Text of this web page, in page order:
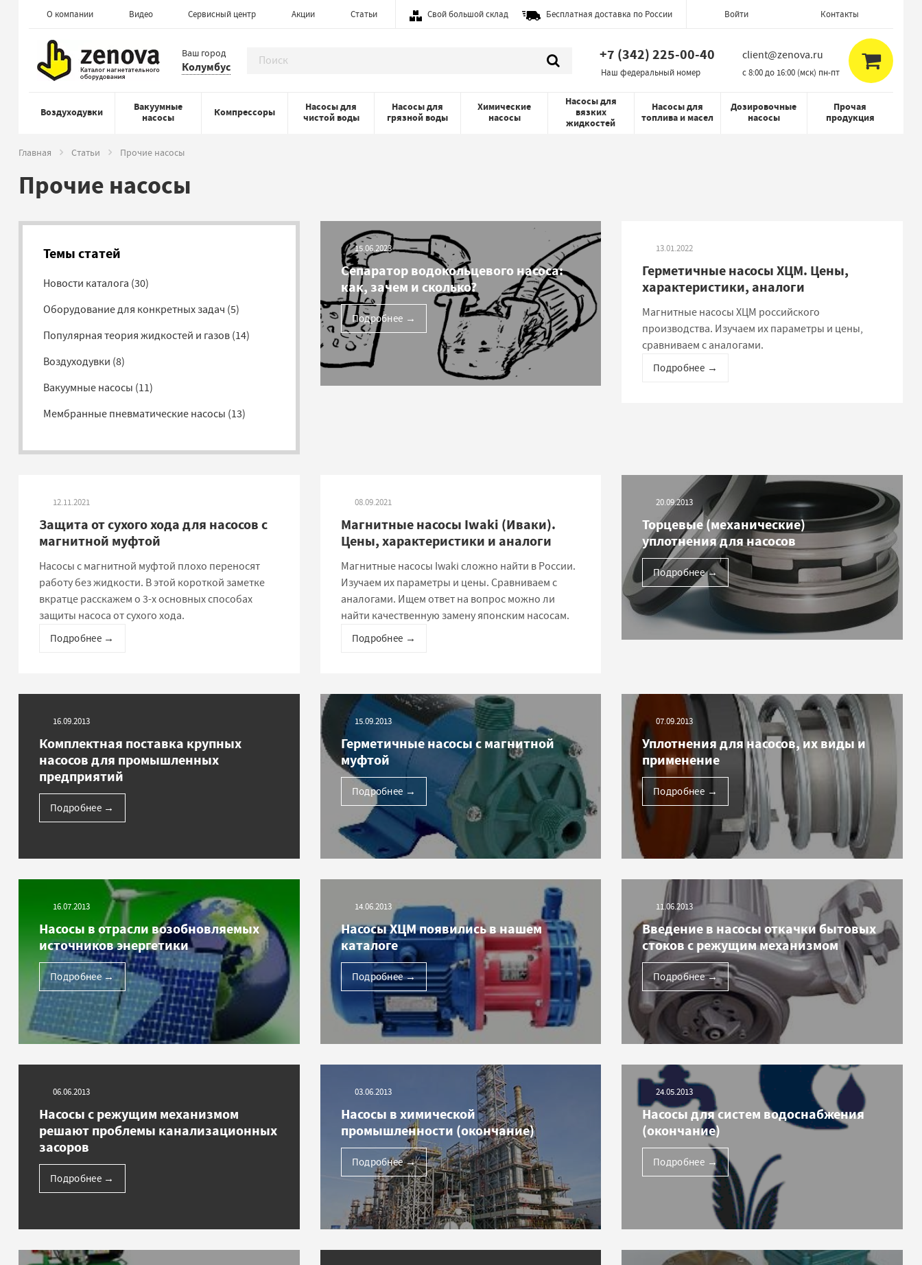
О компании Видео Сервисный центр Акции Статьи Свой большой склад Бесплатная доставка по России Войти Контакты
Ваш город
Колумбус
+7 (342) 225-00-40
Наш федеральный номер
client@zenova.ru
c 8:00 до 16:00 (мск) пн-пт
Воздуходувки
Вакуумные
насосы
Компрессоры
Насосы для
чистой воды
Насосы для
грязной воды
Химические
насосы
Насосы для
вязких
жидкостей
Насосы для
топлива и масел
Дозировочные
насосы
Прочая
продукция
Главная Статьи Прочие насосы
Прочие насосы
Темы статей
Новости каталога (30)
Оборудование для конкретных задач (5)
Популярная теория жидкостей и газов (14)
Воздуходувки (8)
Вакуумные насосы (11)
Мембранные пневматические насосы (13)
15.06.2023
Сепаратор водокольцевого насоса:
как, зачем и сколько?
Подробнее →
13.01.2022
Герметичные насосы ХЦМ. Цены,
характеристики, аналоги
Магнитные насосы ХЦМ российского
производства. Изучаем их параметры и цены,
сравниваем с аналогами.
Подробнее →
12.11.2021
Защита от сухого хода для насосов с
магнитной муфтой
Насосы с магнитной муфтой плохо переносят
работу без жидкости. В этой короткой заметке
вкратце расскажем о 3-х основных способах
защиты насоса от сухого хода.
Подробнее →
08.09.2021
Магнитные насосы Iwaki (Иваки).
Цены, характеристики и аналоги
Магнитные насосы Iwaki сложно найти в России.
Изучаем их параметры и цены. Сравниваем с
аналогами. Ищем ответ на вопрос можно ли
найти качественную замену японским насосам.
Подробнее →
20.09.2013
Торцевые (механические)
уплотнения для насосов
Подробнее →
16.09.2013
Комплектная поставка крупных
насосов для промышленных
предприятий
Подробнее →
15.09.2013
Герметичные насосы с магнитной
муфтой
Подробнее →
07.09.2013
Уплотнения для насосов, их виды и
применение
Подробнее →
16.07.2013
Насосы в отрасли возобновляемых
источников энергетики
Подробнее →
14.06.2013
Насосы ХЦМ появились в нашем
каталоге
Подробнее →
11.06.2013
Введение в насосы откачки бытовых
стоков с режущим механизмом
Подробнее →
06.06.2013
Насосы с режущим механизмом
решают проблемы канализационных
засоров
Подробнее →
03.06.2013
Насосы в химической
промышленности (окончание)
Подробнее →
24.05.2013
Насосы для систем водоснабжения
(окончание)
Подробнее →